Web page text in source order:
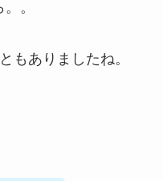
。
もありましたね。